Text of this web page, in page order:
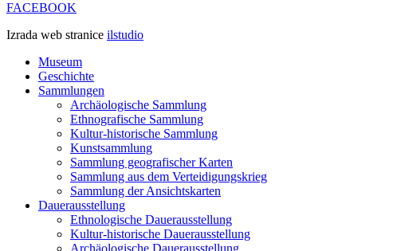
FACEBOOK
Izrada web stranice ilstudio
Museum
Geschichte
Sammlungen
Archäologische Sammlung
Ethnografische Sammlung
Kultur-historische Sammlung
Kunstsammlung
Sammlung geografischer Karten
Sammlung aus dem Verteidigungskrieg
Sammlung der Ansichtskarten
Dauerausstellung
Ethnologische Dauerausstellung
Kultur-historische Dauerausstellung